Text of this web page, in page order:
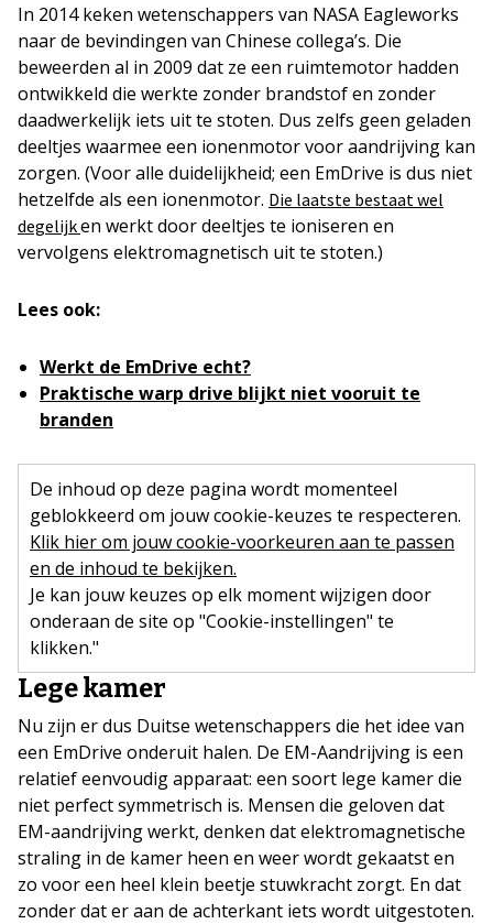
In 2014 keken wetenschappers van NASA Eagleworks
naar de bevindingen van Chinese collega’s. Die
beweerden al in 2009 dat ze een ruimtemotor hadden
ontwikkeld die werkte zonder brandstof en zonder
daadwerkelijk iets uit te stoten. Dus zelfs geen geladen
deeltjes waarmee een ionenmotor voor aandrijving kan
zorgen. (Voor alle duidelijkheid; een EmDrive is dus niet
hetzelfde als een ionenmotor. Die laatste bestaat wel
degelijken werkt door deeltjes te ioniseren en
vervolgens elektromagnetisch uit te stoten.)
Lees ook:
Werkt de EmDrive echt?
Praktische warp drive blijkt niet vooruit te
branden
De inhoud op deze pagina wordt momenteel
geblokkeerd om jouw cookie-keuzes te respecteren.
Klik hier om jouw cookie-voorkeuren aan te passen
en de inhoud te bekijken.
Je kan jouw keuzes op elk moment wijzigen door
onderaan de site op "Cookie-instellingen" te
klikken."
Lege kamer
Nu zijn er dus Duitse wetenschappers die het idee van
een EmDrive onderuit halen. De EM-Aandrijving is een
relatief eenvoudig apparaat: een soort lege kamer die
niet perfect symmetrisch is. Mensen die geloven dat
EM-aandrijving werkt, denken dat elektromagnetische
straling in de kamer heen en weer wordt gekaatst en
zo voor een heel klein beetje stuwkracht zorgt. En dat
zonder dat er aan de achterkant iets wordt uitgestoten.